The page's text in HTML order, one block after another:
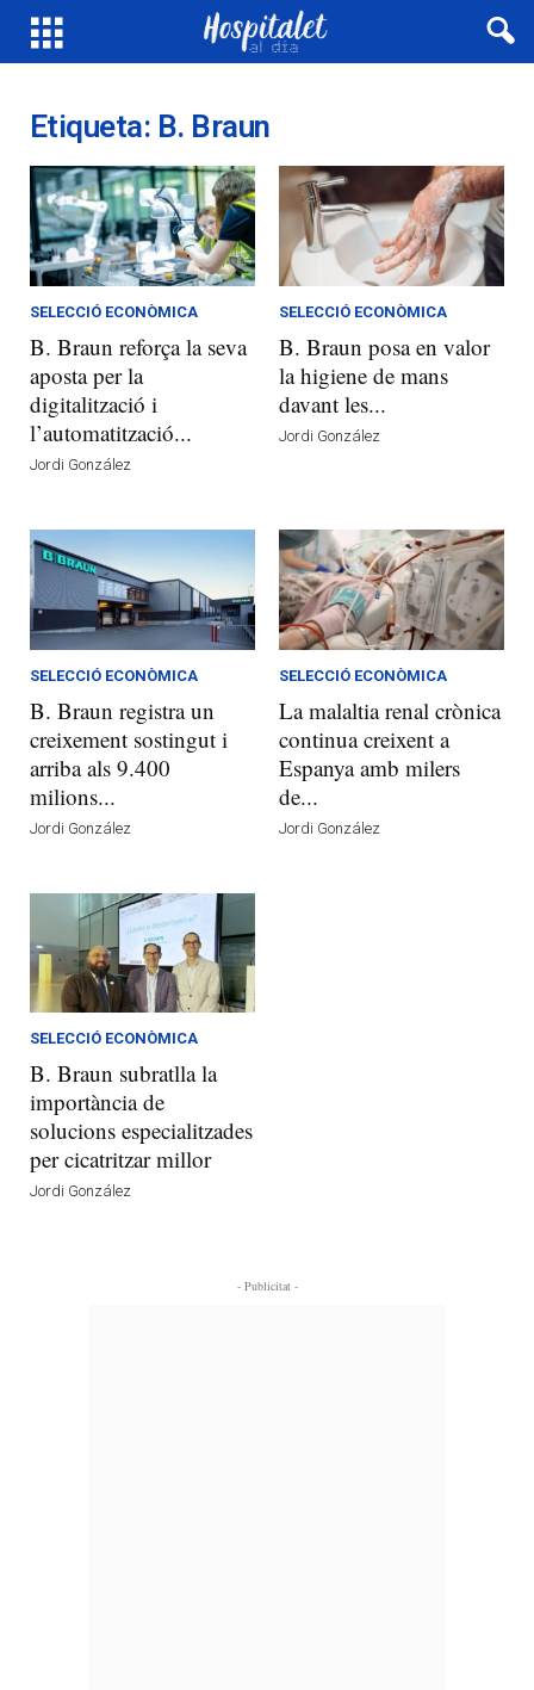
Etiqueta: B. Braun
SELECCIÓ ECONÒMICA
B. Braun reforça la seva
aposta per la
digitalització i
l’automatització...
Jordi González
SELECCIÓ ECONÒMICA
B. Braun posa en valor
la higiene de mans
davant les...
Jordi González
SELECCIÓ ECONÒMICA
B. Braun registra un
creixement sostingut i
arriba als 9.400
milions...
Jordi González
SELECCIÓ ECONÒMICA
La malaltia renal crònica
continua creixent a
Espanya amb milers
de...
Jordi González
SELECCIÓ ECONÒMICA
B. Braun subratlla la
importància de
solucions especialitzades
per cicatritzar millor
Jordi González
- Publicitat -